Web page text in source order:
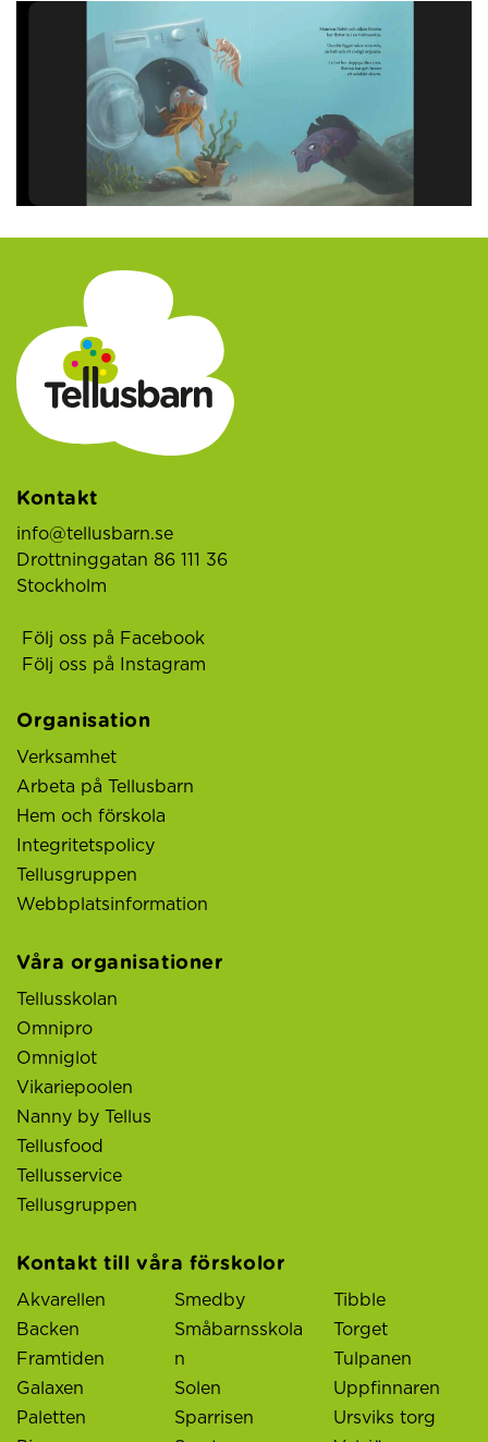
Kontakt
info@tellusbarn.se
Drottninggatan 86 111 36
Stockholm
Följ oss på Facebook
Följ oss på Instagram
Organisation
Verksamhet
Arbeta på Tellusbarn
Hem och förskola
Integritetspolicy
Tellusgruppen
Webbplatsinformation
Våra organisationer
Tellusskolan
Omnipro
Omniglot
Vikariepoolen
Nanny by Tellus
Tellusfood
Tellusservice
Tellusgruppen
Kontakt till våra förskolor
Akvarellen
Backen
Framtiden
Galaxen
Paletten
Smedby
Småbarnsskola
n
Solen
Sparrisen
Tibble
Torget
Tulpanen
Uppfinnaren
Ursviks torg